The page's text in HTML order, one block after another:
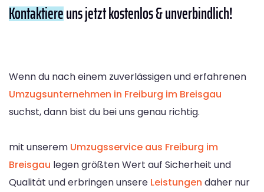
Kontaktiereuns jetzt kostenlos & unverbindlich!
Wenn du nach einem zuverlässigen und erfahrenen
Umzugsunternehmen in Freiburg im Breisgau
suchst, dann bist du bei uns genau richtig.
mit unserem Umzugsservice aus Freiburg im
Breisgau legen größten Wert auf Sicherheit und
Qualität und erbringen unsere Leistungen daher nur